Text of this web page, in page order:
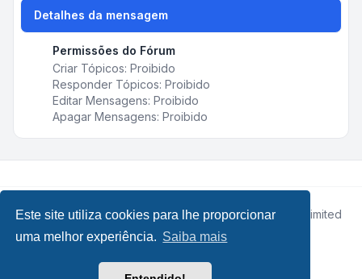
Este site utiliza cookies para lhe proporcionar
uma melhor experiência. Saiba mais
Detalhes da mensagem
Permissões do Fórum
Criar Tópicos: Proibido
Responder Tópicos: Proibido
Editar Mensagens: Proibido
Apagar Mensagens: Proibido
Desenvolvido porphpBB® Forum Software © phpBB Limited
• Design by
Leenoz.com
Traduzido por:phpBB Portugal